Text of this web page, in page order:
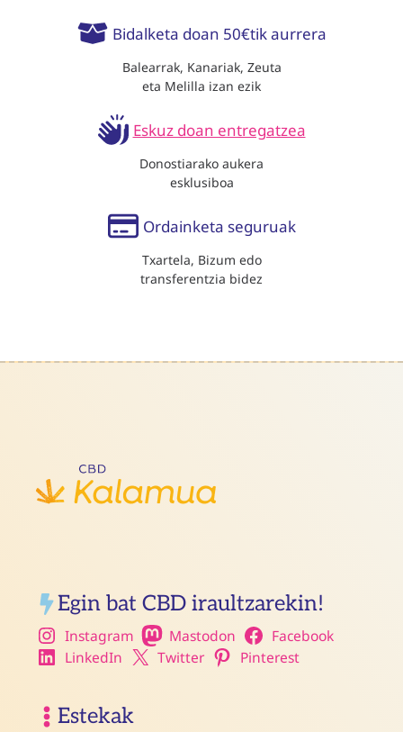
Bidalketa doan 50€tik aurrera
Balearrak, Kanariak, Zeuta
eta Melilla izan ezik
Eskuz doan entregatzea
Donostiarako aukera
esklusiboa
Ordainketa seguruak
Txartela, Bizum edo
transferentzia bidez
Egin bat CBD iraultzarekin!
Instagram Mastodon
Facebook
LinkedIn
Twitter Pinterest
Estekak